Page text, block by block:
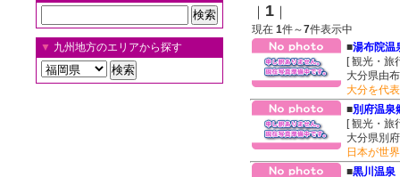
▼ 九州地方のエリアから探す
｜ 1 ｜
現在 1件～7件表示中
■湯布院温
[ 観光・
大分県由
大分を代
■別府温泉
[ 観光・
大分県別
日本が世
■黒川温泉